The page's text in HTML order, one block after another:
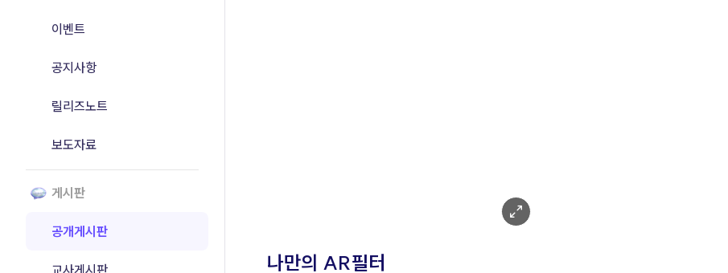
이벤트
공지사항
릴리즈노트
보도자료
게시판
공개게시판
교사게시판